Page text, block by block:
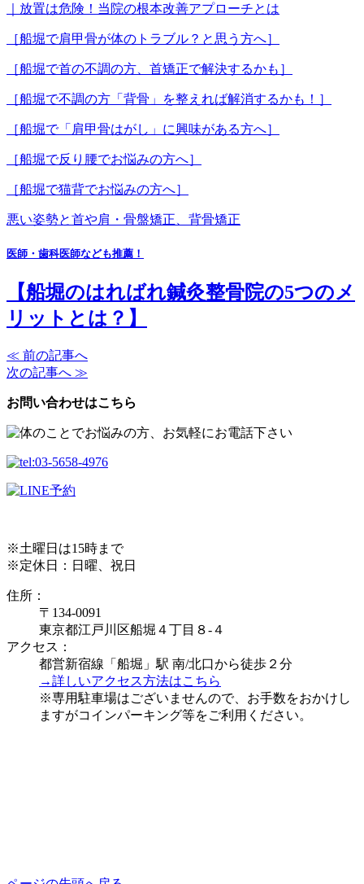
｜放置は危険！当院の根本改善アプローチとは
［船堀で肩甲骨が体のトラブル？と思う方へ］
［船堀で首の不調の方、首矯正で解決するかも］
［船堀で不調の方「背骨」を整えれば解消するかも！］
［船堀で「肩甲骨はがし」に興味がある方へ］
［船堀で反り腰でお悩みの方へ］
［船堀で猫背でお悩みの方へ］
悪い姿勢と首や肩・骨盤矯正、背骨矯正
医師・歯科医師なども推薦！
【船堀のはればれ鍼灸整骨院の5つのメ
リットとは？】
≪ 前の記事へ
次の記事へ ≫
お問い合わせはこちら
※土曜日は15時まで
※定休日：日曜、祝日
住所：
〒134-0091
東京都江戸川区船堀４丁目８-４
アクセス：
都営新宿線「船堀」駅 南/北口から徒歩２分
→詳しいアクセス方法はこちら
※専用駐車場はございませんので、お手数をおかけし
ますがコインパーキング等をご利用ください。